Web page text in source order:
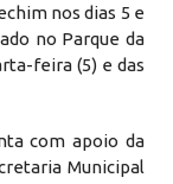
nos dias 5 e
no Parque da
feira (5) e das
com apoio da
Municipal